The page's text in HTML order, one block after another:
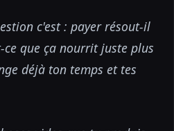
c'est : payer résout-il
que ça nourrit juste plus
déjà ton temps et tes